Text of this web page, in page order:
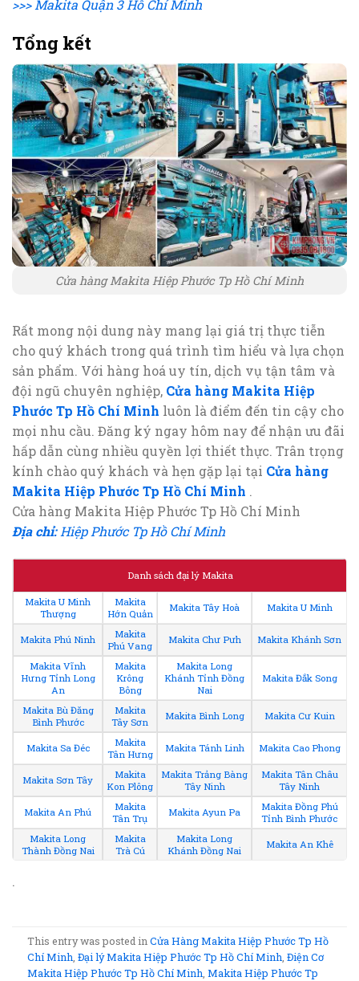
>>> Makita Quận 3 Hồ Chí Minh
Tổng kết
Cửa hàng Makita Hiệp Phước Tp Hồ Chí Minh
Rất mong nội dung này mang lại giá trị thực tiễn
cho quý khách trong quá trình tìm hiểu và lựa chọn
sản phẩm. Với hàng hoá uy tín, dịch vụ tận tâm và
đội ngũ chuyên nghiệp, Cửa hàng Makita Hiệp
Phước Tp Hồ Chí Minh luôn là điểm đến tin cậy cho
mọi nhu cầu. Đăng ký ngay hôm nay để nhận ưu đãi
hấp dẫn cùng nhiều quyền lợi thiết thực. Trân trọng
kính chào quý khách và hẹn gặp lại tại Cửa hàng
Makita Hiệp Phước Tp Hồ Chí Minh .
Cửa hàng Makita Hiệp Phước Tp Hồ Chí Minh
Địa chỉ: Hiệp Phước Tp Hồ Chí Minh
Danh sách đại lý Makita
Makita U Minh
Thượng
Makita
Hớn Quản
Makita Tây Hoà Makita U Minh
Makita Phú Ninh
Makita
Phú Vang
Makita Chư Pưh Makita Khánh Sơn
Makita Vĩnh
Hưng Tỉnh Long
An
Makita
Krông
Bông
Makita Long
Khánh Tỉnh Đồng
Nai
Makita Đắk Song
Makita Bù Đăng
Bình Phước
Makita
Tây Sơn
Makita Bình Long Makita Cư Kuin
Makita Sa Đéc
Makita
Tân Hưng
Makita Tánh Linh Makita Cao Phong
Makita Sơn Tây
Makita
Kon Plông
Makita Trảng Bàng
Tây Ninh
Makita Tân Châu
Tây Ninh
Makita An Phú
Makita
Tân Trụ
Makita Ayun Pa
Makita Đồng Phú
Tỉnh Bình Phước
Makita Long
Thành Đồng Nai
Makita
Trà Cú
Makita Long
Khánh Đồng Nai
Makita An Khê
.
This entry was posted inCửa Hàng Makita Hiệp Phước Tp Hồ
Chí Minh ,Đại lý Makita Hiệp Phước Tp Hồ Chí Minh ,Điện Cơ
Makita Hiệp Phước Tp Hồ Chí Minh ,Makita Hiệp Phước Tp